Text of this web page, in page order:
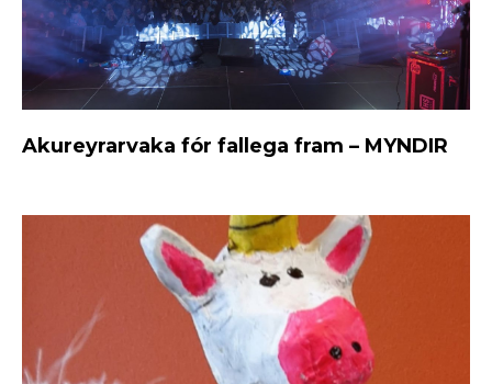
Akureyrarvaka fór fallega fram – MYNDIR